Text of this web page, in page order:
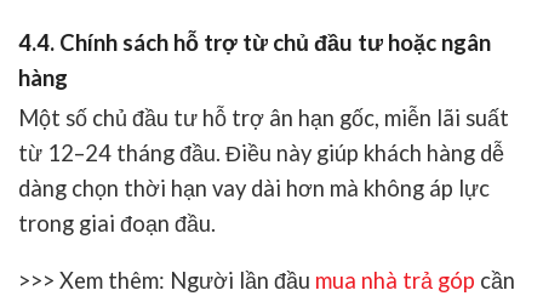
4.4. Chính sách hỗ trợ từ chủ đầu tư hoặc ngân
hàng
Một số chủ đầu tư hỗ trợ ân hạn gốc, miễn lãi suất
từ 12–24 tháng đầu. Điều này giúp khách hàng dễ
dàng chọn thời hạn vay dài hơn mà không áp lực
trong giai đoạn đầu.
>>> Xem thêm: Người lần đầu mua nhà trả góp cần